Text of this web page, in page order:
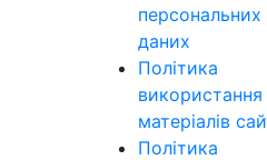
персональних
даних
Політика
використання
матеріалів
Політика